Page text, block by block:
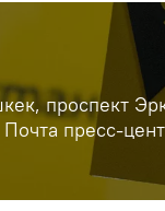
проспект
пресс-